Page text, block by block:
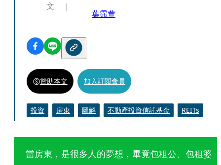
文
葉霈萱
贊助本文 加入訂閱會員
投資 房東 圖解 不動產投資信託基金 REITs
當房東，是很多人的夢想，畢竟包租公、包租婆